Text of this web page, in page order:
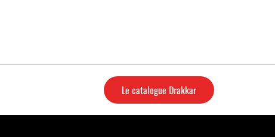
Le catalogue Drakkar